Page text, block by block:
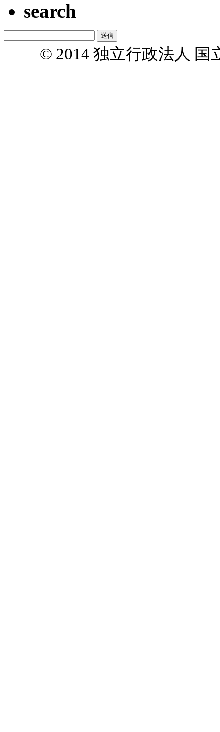
search
© 2014 独立行政法人 国